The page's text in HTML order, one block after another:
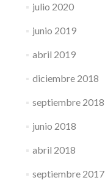
julio 2020
junio 2019
abril 2019
diciembre 2018
septiembre 2018
junio 2018
abril 2018
septiembre 2017